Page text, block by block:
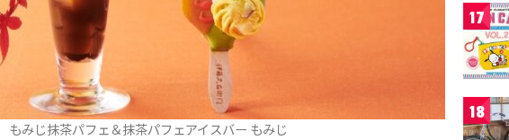
もみじ抹茶パフェ＆抹茶パフェアイスバー もみじ
17
18